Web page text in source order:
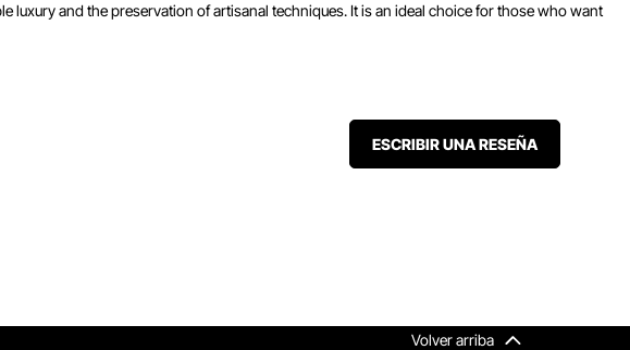
and the preservation of artisanal techniques. It is an ideal choice for those who want
ESCRIBIR UNA RESEÑA
Volver arriba